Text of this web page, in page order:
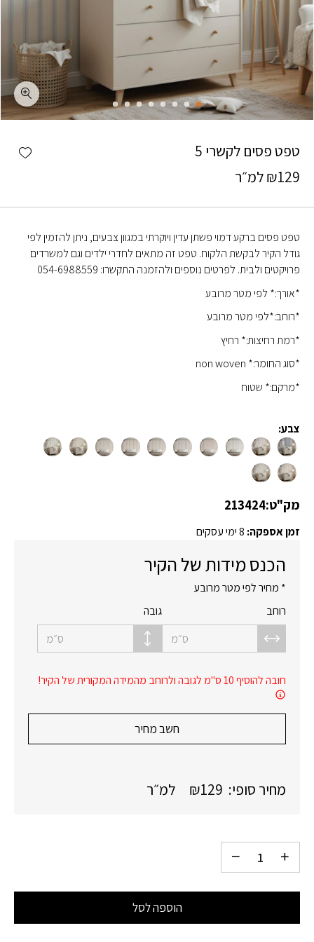
טפט פסים לקשרי 5
₪129 למ״ר
טפט פסים ברקע דמוי פשתן עדין ויוקרתי במגוון צבעים, ניתן להזמין לפי
גודל הקיר לבקשת הלקוח. טפט זה מתאים לחדרי ילדים וגם למשרדים
פרויקטים ולבית. לפרטים נוספים ולהזמנה התקשרו: 054-6988559
*אורך:* לפי מטר מרובע
*רוחב:*לפי מטר מרובע
*רמת רחיצות:* רחיץ
*סוג החומר:* non woven
*מרקם:* שטוח
צבע:
מק"ט:213424
זמן אספקה: 8 ימי עסקים
הכנס מידות של הקיר
* מחיר לפי מטר מרובע
רוחב
ס״מ
גובה
ס״מ
חובה להוסיף 10 ס"מ לגובה ולרוחב מהמידה המקורית של הקיר!
חשב מחיר
מחיר סופי: ₪129 למ״ר
הוספה לסל